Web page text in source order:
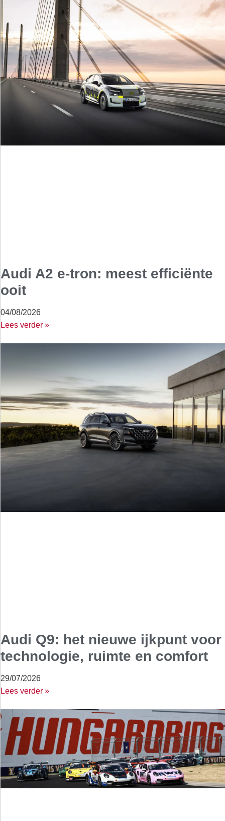
Audi A2 e-tron: meest efficiënte
ooit
04/08/2026
Lees verder »
Audi Q9: het nieuwe ijkpunt voor
technologie, ruimte en comfort
29/07/2026
Lees verder »